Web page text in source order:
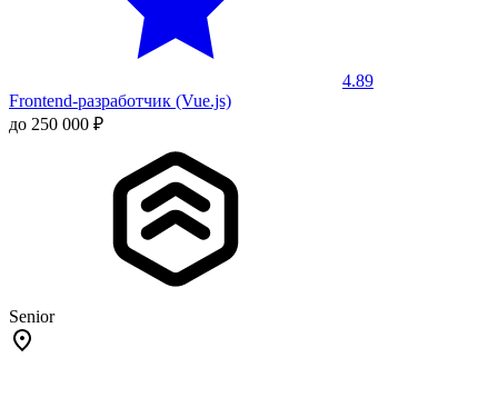
4.89
Frontend-разработчик (Vue.js)
до 250 000 ₽
Senior